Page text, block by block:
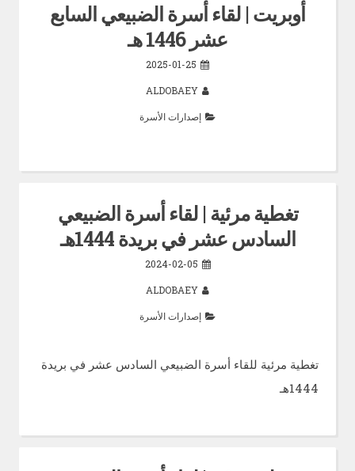
أوبريت | لقاء أسرة الضبيعي السابع
عشر 1446 هـ
2025-01-25
ALDOBAEY
إصدارات الأسرة
تغطية مرئية | لقاء أسرة الضبيعي
السادس عشر في بريدة 1444هـ
2024-02-05
ALDOBAEY
إصدارات الأسرة
تغطية مرئية للقاء أسرة الضبيعي السادس عشر في بريدة
1444هـ